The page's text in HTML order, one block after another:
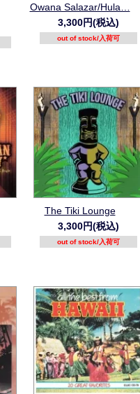
Owana Salazar/Hula…
3,300円(税込)
out of stock/入荷可
The Tiki Lounge
3,300円(税込)
out of stock/入荷可